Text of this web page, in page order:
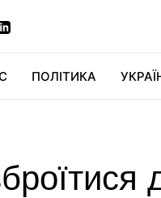
ПОЛІТИКА